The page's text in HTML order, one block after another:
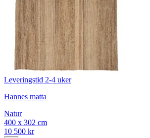
Leveringstid 2-4 uker
Hannes matta
Natur
400 x 302 cm
10 500 kr